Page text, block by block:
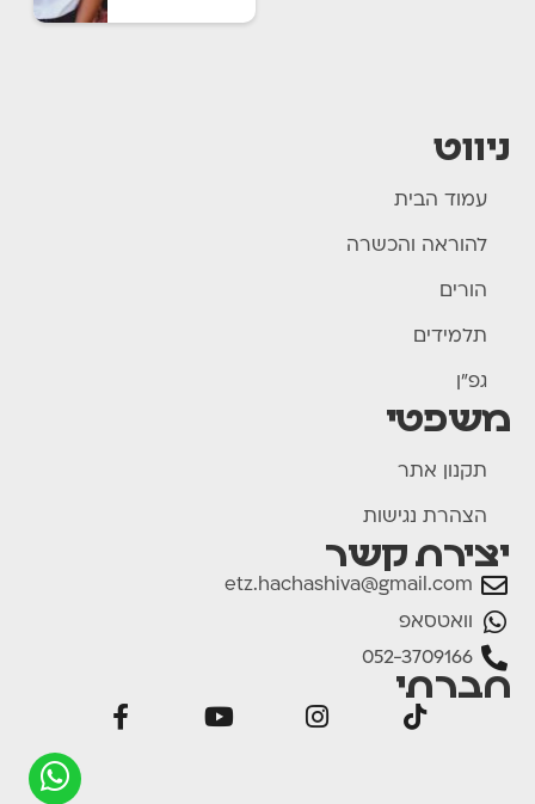
ניווט
עמוד הבית
להוראה והכשרה
הורים
תלמידים
גפ"ן
משפטי
תקנון אתר
הצהרת נגישות
יצירת קשר
etz.hachashiva@gmail.com
וואטסאפ
052-3709166
חברתי